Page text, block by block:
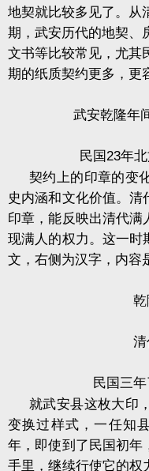
地契就比较多见了。从
期，武安历代的地契、
文书等比较常见，尤其
期的纸质契约更多，更
武安乾隆年
民国23年
契约上的印章的变
史内涵和文化价值。
印章，能反映出清代满
现满人的权力。这一时
文，右侧为汉字，内容
民国三
就武安县这枚大印
变换过样式，一任知
年，即使到了民国初年
手里，继续行使它的权